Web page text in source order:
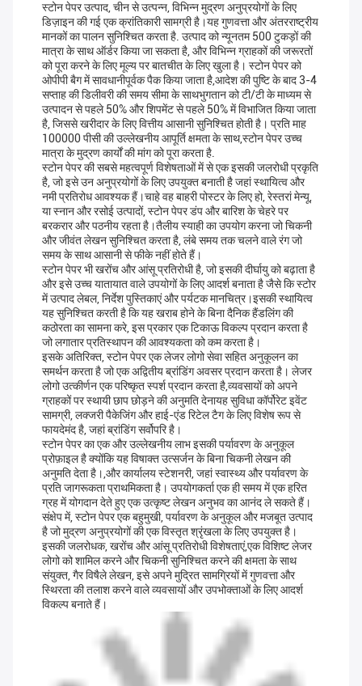
स्टोन पेपर उत्पाद, चीन से उत्पन्न, विभिन्न मुद्रण अनुप्रयोगों के लिए
डिज़ाइन की गई एक क्रांतिकारी सामग्री है।यह गुणवत्ता और अंतरराष्ट्रीय
मानकों का पालन सुनिश्चित करता है. उत्पाद को न्यूनतम 500 टुकड़ों की
मात्रा के साथ ऑर्डर किया जा सकता है, और विभिन्न ग्राहकों की जरूरतों
को पूरा करने के लिए मूल्य पर बातचीत के लिए खुला है। स्टोन पेपर को
ओपीपी बैग में सावधानीपूर्वक पैक किया जाता है,आदेश की पुष्टि के बाद 3-4
सप्ताह की डिलीवरी की समय सीमा के साथभुगतान को टी/टी के माध्यम से
उत्पादन से पहले 50% और शिपमेंट से पहले 50% में विभाजित किया जाता
है, जिससे खरीदार के लिए वित्तीय आसानी सुनिश्चित होती है। प्रति माह
100000 पीसी की उल्लेखनीय आपूर्ति क्षमता के साथ,स्टोन पेपर उच्च
मात्रा के मुद्रण कार्यों की मांग को पूरा करता है.
स्टोन पेपर की सबसे महत्वपूर्ण विशेषताओं में से एक इसकी जलरोधी प्रकृति
है, जो इसे उन अनुप्रयोगों के लिए उपयुक्त बनाती है जहां स्थायित्व और
नमी प्रतिरोध आवश्यक हैं।चाहे वह बाहरी पोस्टर के लिए हो, रेस्तरां मेन्यू,
या स्नान और रसोई उत्पादों, स्टोन पेपर डंप और बारिश के चेहरे पर
बरकरार और पठनीय रहता है।तैलीय स्याही का उपयोग करना जो चिकनी
और जीवंत लेखन सुनिश्चित करता है, लंबे समय तक चलने वाले रंग जो
समय के साथ आसानी से फीके नहीं होते हैं।
स्टोन पेपर भी खरोंच और आंसू प्रतिरोधी है, जो इसकी दीर्घायु को बढ़ाता है
और इसे उच्च यातायात वाले उपयोगों के लिए आदर्श बनाता है जैसे कि स्टोर
में उत्पाद लेबल, निर्देश पुस्तिकाएं और पर्यटक मानचित्र।इसकी स्थायित्व
यह सुनिश्चित करती है कि यह खराब होने के बिना दैनिक हैंडलिंग की
कठोरता का सामना करे, इस प्रकार एक टिकाऊ विकल्प प्रदान करता है
जो लगातार प्रतिस्थापन की आवश्यकता को कम करता है।
इसके अतिरिक्त, स्टोन पेपर एक लेजर लोगो सेवा सहित अनुकूलन का
समर्थन करता है जो एक अद्वितीय ब्रांडिंग अवसर प्रदान करता है। लेजर
लोगो उत्कीर्णन एक परिष्कृत स्पर्श प्रदान करता है,व्यवसायों को अपने
ग्राहकों पर स्थायी छाप छोड़ने की अनुमति देनायह सुविधा कॉर्पोरेट इवेंट
सामग्री, लक्जरी पैकेजिंग और हाई-एंड रिटेल टैग के लिए विशेष रूप से
फायदेमंद है, जहां ब्रांडिंग सर्वोपरि है।
स्टोन पेपर का एक और उल्लेखनीय लाभ इसकी पर्यावरण के अनुकूल
प्रोफ़ाइल है क्योंकि यह विषाक्त उत्सर्जन के बिना चिकनी लेखन की
अनुमति देता है।,और कार्यालय स्टेशनरी, जहां स्वास्थ्य और पर्यावरण के
प्रति जागरूकता प्राथमिकता है। उपयोगकर्ता एक ही समय में एक हरित
ग्रह में योगदान देते हुए एक उत्कृष्ट लेखन अनुभव का आनंद ले सकते हैं।
संक्षेप में, स्टोन पेपर एक बहुमुखी, पर्यावरण के अनुकूल और मजबूत उत्पाद
है जो मुद्रण अनुप्रयोगों की एक विस्तृत श्रृंखला के लिए उपयुक्त है।
इसकी जलरोधक, खरोंच और आंसू प्रतिरोधी विशेषताएं,एक विशिष्ट लेजर
लोगो को शामिल करने और चिकनी सुनिश्चित करने की क्षमता के साथ
संयुक्त, गैर विषैले लेखन, इसे अपने मुद्रित सामग्रियों में गुणवत्ता और
स्थिरता की तलाश करने वाले व्यवसायों और उपभोक्ताओं के लिए आदर्श
विकल्प बनाते हैं।